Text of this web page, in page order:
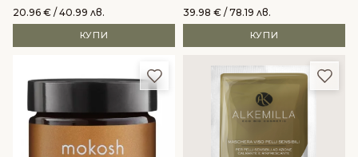
20.96 € / 40.99 лв.
КУПИ
39.98 € / 78.19 лв.
КУПИ
Добави в любими